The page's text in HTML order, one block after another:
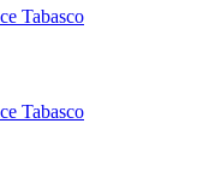
Tabasco
Tabasco